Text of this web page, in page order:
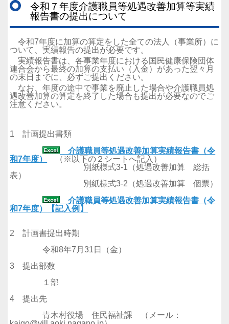
令和７年度介護職員等処遇改善加算等実績
報告書の提出について
令和7年度に加算の算定をした全ての法人（事業所）に
ついて、実績報告の提出が必要です。
実績報告書は、各事業年度における国民健康保険団体
連合会から最終の加算の支払い（入金）があった翌々月
の末日までに、必ずご提出ください。
なお、年度の途中で事業を廃止した場合や介護職員処
遇改善加算の算定を終了した場合も提出が必要なのでご
注意ください。
1 計画提出書類
介護職員等処遇改善加算実績報告書（令
和7年度）
（※以下の２シートへ記入）
別紙様式3-1（処遇改善加算 総括
表）
別紙様式3-2（処遇改善加算 個票）
介護職員等処遇改善加算実績報告書（令
和7年度）【記入例】
2 計画書提出時期
令和8年7月31日（金）
3 提出部数
１部
4 提出先
青木村役場 住民福祉課 （メール：